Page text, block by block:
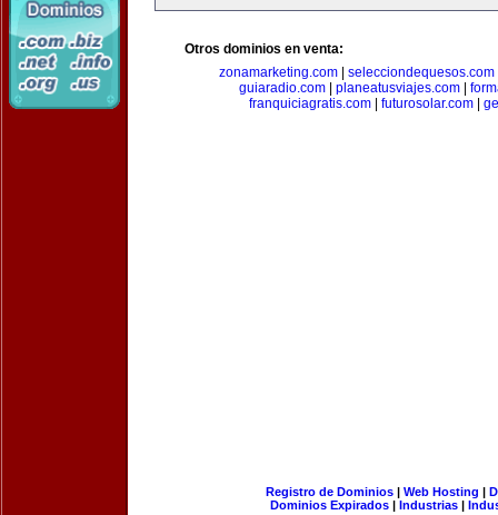
Otros dominios en venta:
zonamarketing.com| selecciondequesos.com
guiaradio.com
planeatusviajes.com
franquiciagratis.com
futurosolar.com
Registro de Dominios| Web Hosting |
Dominios Expirados | Industrias |